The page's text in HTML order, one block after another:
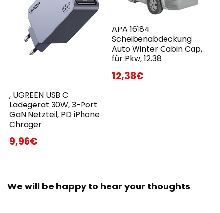
, UGREEN USB C
Ladegerät 30W, 3-Port
GaN Netzteil, PD iPhone
Chrager
9,96€
APA 16184
Scheibenabdeckung
Auto Winter Cabin Cap,
für Pkw, 12.38
12,38€
We will be happy to hear your thoughts